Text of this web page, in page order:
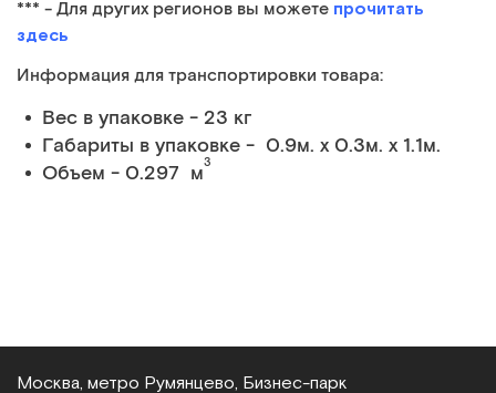
*** - Для других регионов вы можете прочитать
здесь
Информация для транспортировки товара:
Вес в упаковке - 23 кг
Габариты в упаковке - 0.9м. x 0.3м. x 1.1м.
Объем - 0.297 м3
Москва, метро Румянцево, Бизнес‑парк